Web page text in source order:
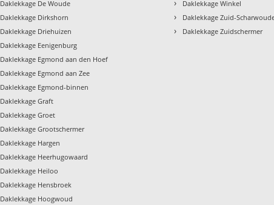
Daklekkage De Woude
Daklekkage Dirkshorn
Daklekkage Driehuizen
Daklekkage Eenigenburg
Daklekkage Egmond aan den Hoef
Daklekkage Egmond aan Zee
Daklekkage Egmond-binnen
Daklekkage Graft
Daklekkage Groet
Daklekkage Grootschermer
Daklekkage Hargen
Daklekkage Heerhugowaard
Daklekkage Heiloo
Daklekkage Hensbroek
Daklekkage Hoogwoud
› Daklekkage Winkel
› Daklekkage Zuid-
› Daklekkage Zuidschermer